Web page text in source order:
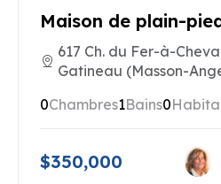
Maison de plain-
617 Ch. du Fer-à-
Gatineau (Masson-
0Chambres1Bains0
$350,000